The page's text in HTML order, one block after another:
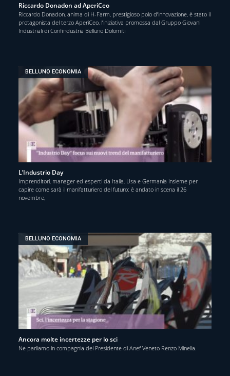
Riccardo Donadon ad AperiCeo
Riccardo Donadon, anima di H-Farm, prestigioso polo d’innovazione, è stato il
protagonista del terzo AperiCeo, l’iniziativa promossa dal Gruppo Giovani
Industriali di Confindustria Belluno Dolomiti
BELLUNO ECONOMIA
L’Industrio Day
Imprenditori, manager ed esperti da Italia, Usa e Germania insieme per
capire come sarà il manifatturiero del futuro: è andato in scena il 26
novembre,
BELLUNO ECONOMIA
Ancora molte incertezze per lo sci
Ne parliamo in compagnia del Presidente di Anef Veneto Renzo Minella.